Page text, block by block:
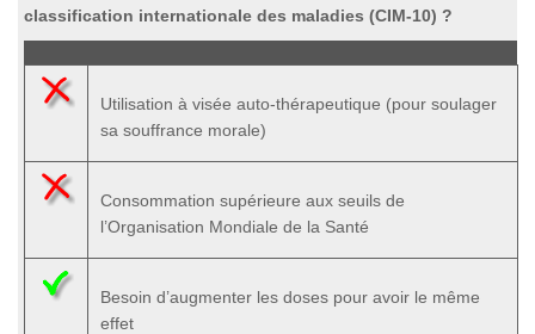
classification internationale des maladies (CIM-10) ?
Utilisation à visée auto-thérapeutique (pour soulager
sa souffrance morale)
Consommation supérieure aux seuils de
l’Organisation Mondiale de la Santé
Besoin d’augmenter les doses pour avoir le même
effet